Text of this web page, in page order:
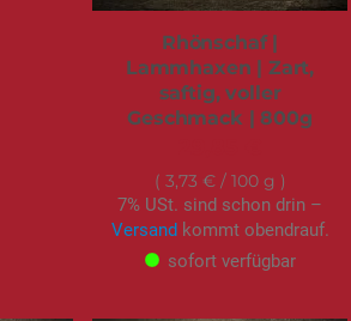
Rhönschaf |
Lammhaxen | Zart,
saftig, voller
Geschmack | 800g
3,73 €/ 100 g
7% USt. sind schon drin –
Versandkommt obendrauf.
sofort verfügbar